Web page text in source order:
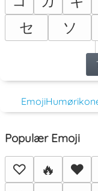
セ
ソ
Emoji
Populær Emoji
♡ 🔥 ❤️